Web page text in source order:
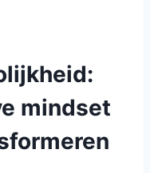
mindset